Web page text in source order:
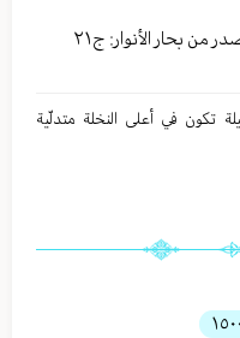
من بحار الأنوار: ج٢١
تكون في أعلى النخلة متدلّية